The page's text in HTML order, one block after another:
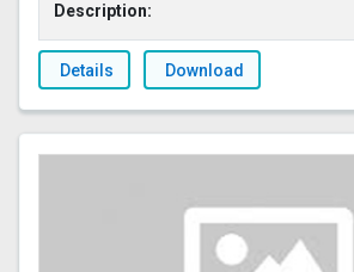
Description:
Details Download